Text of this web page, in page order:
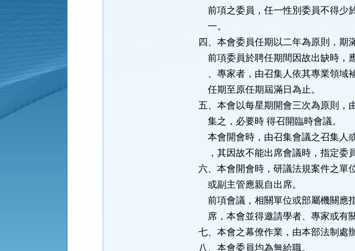
前項之委員，任一性別委員不得少
一。
四、本會委員任期以二年為原則，期
前項委員於聘任期間因故出缺時，
、專家者，由召集人依其專業領域
任期至原任期屆滿日為止。
五、本會以每星期開會三次為原則，
集之，必要時 得召開臨時會議。
本會開會時，由召集會議之召集人
，其因故不能出席會議時，指定委
六、本會開會時，研議法規案件之單
或副主管應親自出席。
前項會議，相關單位或部屬機關應
席，本會並得邀請學者、專家或有
七、本會之幕僚作業，由本部法制處
八、本會委員均為無給職。